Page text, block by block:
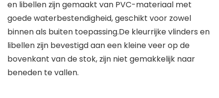
en libellen zijn gemaakt van PVC-materiaal met
goede waterbestendigheid, geschikt voor zowel
binnen als buiten toepassing.De kleurrijke vlinders en
libellen zijn bevestigd aan een kleine veer op de
bovenkant van de stok, zijn niet gemakkelijk naar
beneden te vallen.